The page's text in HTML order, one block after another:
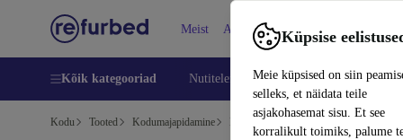
Küpsise
Meie küpsised on siin
selleks, et näidata teile
asjakohasemat sisu. Et see
korralikult toimiks, palume
Meist Abi
Kõik kategooriad Nutitelefoni Sülearvutid
Kodu Tooted Kodumajapidamine Mööbel